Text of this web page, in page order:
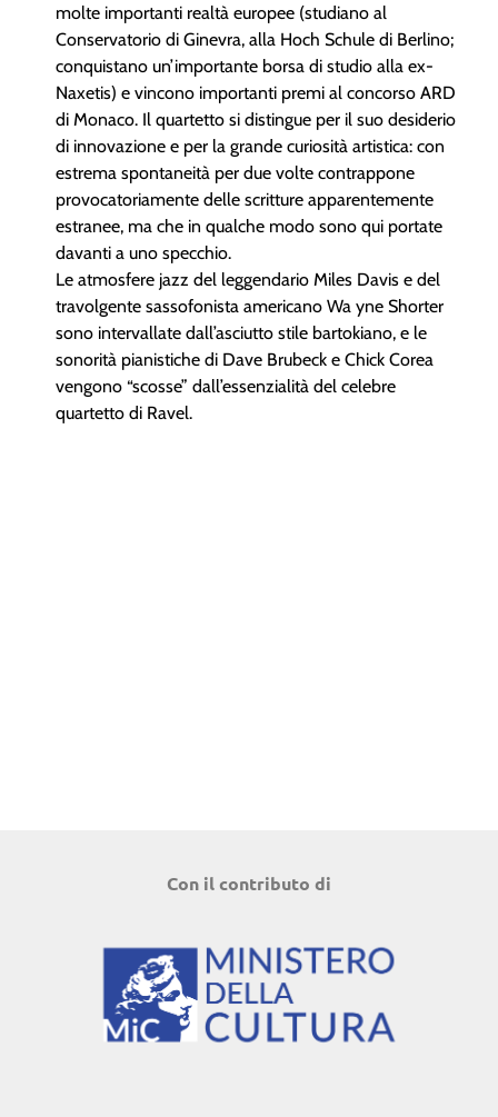
molte importanti realtà europee (studiano al
Conservatorio di Ginevra, alla Hoch Schule di Berlino;
conquistano un’importante borsa di studio alla ex-
Naxetis) e vincono importanti premi al concorso ARD
di Monaco. Il quartetto si distingue per il suo desiderio
di innovazione e per la grande curiosità artistica: con
estrema spontaneità per due volte contrappone
provocatoriamente delle scritture apparentemente
estranee, ma che in qualche modo sono qui portate
davanti a uno specchio.
Le atmosfere jazz del leggendario Miles Davis e del
travolgente sassofonista americano Wa yne Shorter
sono intervallate dall’asciutto stile bartokiano, e le
sonorità pianistiche di Dave Brubeck e Chick Corea
vengono “scosse” dall’essenzialità del celebre
quartetto di Ravel.
Con il contributo di